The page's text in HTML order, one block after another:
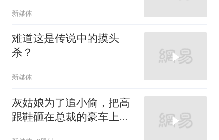
新媒体
难道这是传说中的摸头
杀？
新媒体
灰姑娘为了追小偷，把高
跟鞋砸在总裁的豪车上，